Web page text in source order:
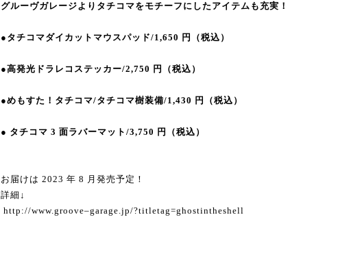
グルーヴガレージよりタチコマをモチーフにしたアイテムも充実！
●タチコマダイカットマウスパッド/1,650 円 （税込）
●高発光ドラレコステッカー/2,750 円（税込）
●めもすた！ タチコマ/タチコマ樹装備/1,430 円 （税込）
● タチコマ 3 面ラバーマット /3,750 円 （税込）
お届けは 2023 年 8 月発売予定！
詳細↓
http://www.groove–garage.jp/?titletag=ghostintheshell